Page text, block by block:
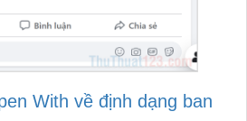
With về định dạng ban